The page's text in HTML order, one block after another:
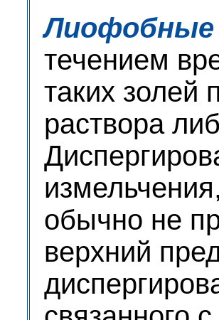
течением
таких золей
раствора
обычно не
верхний